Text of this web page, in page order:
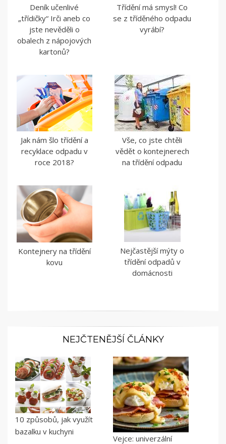
Deník učenlivé
„třídičky“ Irči aneb co
jste nevěděli o
obalech z nápojových
kartonů?
Třídění má smysl! Co
se z tříděného odpadu
vyrábí?
Jak nám šlo třídění a
recyklace odpadu v
roce 2018?
Vše, co jste chtěli
vědět o kontejnerech
na třídění odpadu
Kontejnery na třídění
kovu
Nejčastější mýty o
třídění odpadů v
domácnosti
NEJČTENĚJŠÍ ČLÁNKY
10 způsobů, jak využít
bazalku v kuchyni
Vejce: univerzální